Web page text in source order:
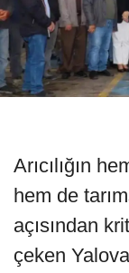
Arıcılığın
hem de
açısından
çeken